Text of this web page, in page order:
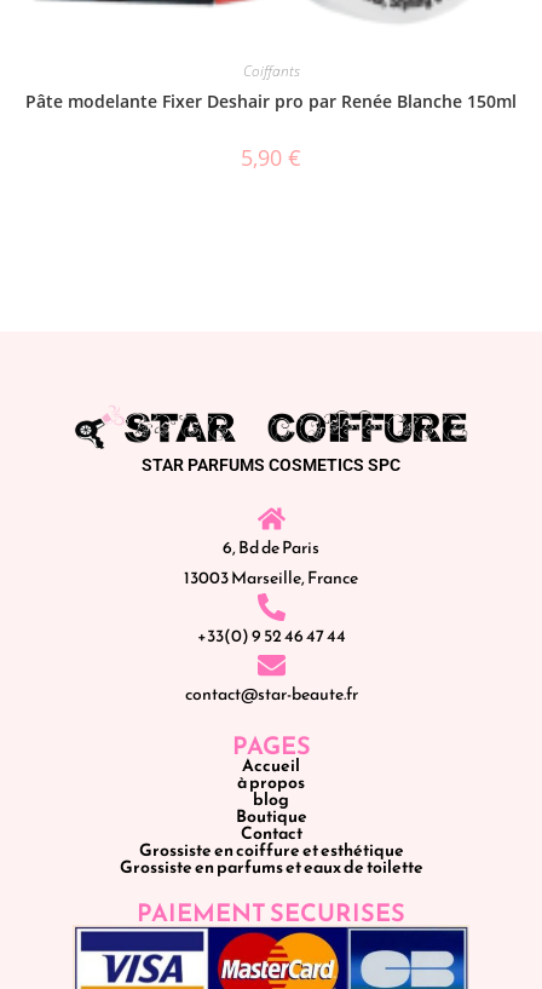
Coiffants
Pâte modelante Fixer Deshair pro par Renée Blanche 150ml
5,90 €
STAR PARFUMS COSMETICS SPC
6, Bd de Paris
13003 Marseille, France
+33(0) 9 52 46 47 44
contact@star-beaute.fr
PAGES
Accueil
à propos
blog
Boutique
Contact
Grossiste en coiffure et esthétique
Grossiste en parfums et eaux de toilette
PAIEMENT SECURISES